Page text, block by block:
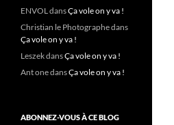
ENVOLdansÇa vole on y va !
Christian le Photographedans
Ça vole on y va !
LeszekdansÇa vole on y va !
Ant onedansÇa vole on y va !
ABONNEZ-VOUS À CE BLOG